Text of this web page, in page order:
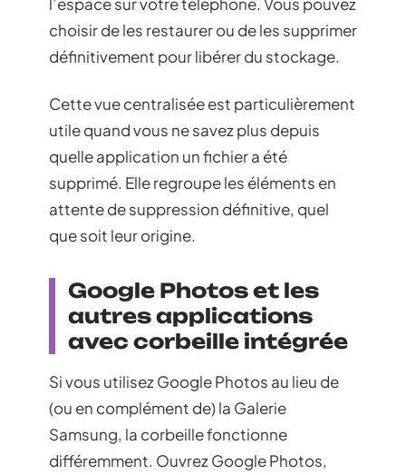
choisir de les restaurer ou de les supprimer
définitivement pour libérer du stockage.
Cette vue centralisée est particulièrement
utile quand vous ne savez plus depuis
quelle application un fichier a été
supprimé. Elle regroupe les éléments en
attente de suppression définitive, quel
que soit leur origine.
Google Photos et les
autres applications
avec corbeille intégrée
Si vous utilisez Google Photos au lieu de
(ou en complément de) la Galerie
Samsung, la corbeille fonctionne
différemment. Ouvrez Google Photos,